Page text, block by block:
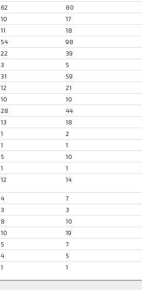
62
80
10
17
11
18
54
98
22
39
3
5
31
59
12
21
10
10
28
44
13
18
1
2
1
1
5
10
1
1
12 14
4
7
3
3
8
10
10
19
5
7
4
5
1 1